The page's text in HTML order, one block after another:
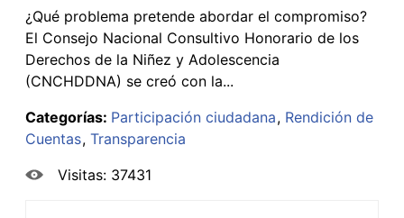
¿Qué problema pretende abordar el compromiso?
El Consejo Nacional Consultivo Honorario de los
Derechos de la Niñez y Adolescencia
(CNCHDDNA) se creó con la...
Categorías: Participación ciudadana Rendición de
Cuentas Transparencia
Visitas: 37431